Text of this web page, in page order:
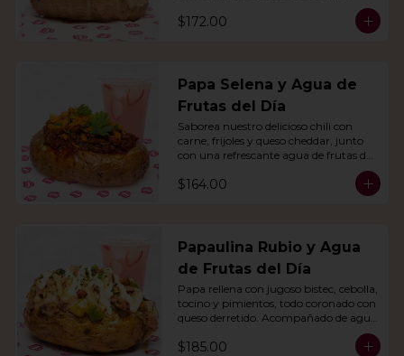
día.
$172.00
Papa Selena y Agua de
Frutas del Día
Saborea nuestro delicioso chili con
carne, frijoles y queso cheddar, junto
con una refrescante agua de frutas del
$164.00
Papaulina Rubio y Agua
de Frutas del Día
Papa rellena con jugoso bistec, cebolla,
tocino y pimientos, todo coronado con
queso derretido. Acompañado de agua
$185.00